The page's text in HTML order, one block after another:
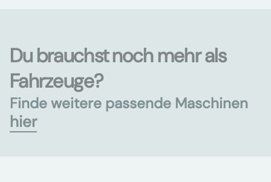
Du brauchst noch mehr als
Fahrzeuge?
Finde weitere passende Maschinen
hier